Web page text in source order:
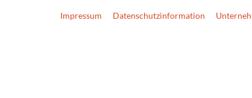
Impressum Datenschutzinformation